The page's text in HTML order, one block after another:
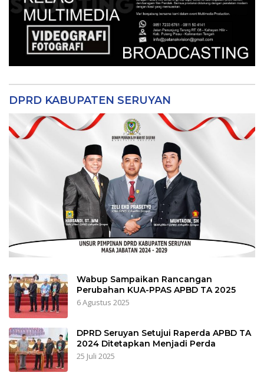
DPRD KABUPATEN SERUYAN
Wabup Sampaikan Rancangan
Perubahan KUA-PPAS APBD TA 2025
6 Agustus 2025
DPRD Seruyan Setujui Raperda APBD TA
2024 Ditetapkan Menjadi Perda
25 Juli 2025